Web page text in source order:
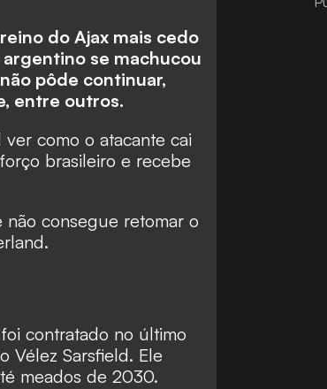
do Ajax mais cedo
se machucou
pôde continuar,
entre outros.
como o atacante cai
brasileiro e recebe
não consegue retomar o
contratado no último
Vélez Sarsfield. Ele
meados de 2030.